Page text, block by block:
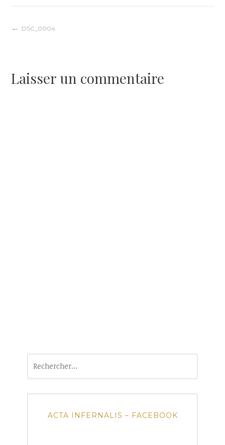
Navigation
l’article
DSC_0004
Laisser un commentaire
ACTA INFERNALIS – FACEBOOK